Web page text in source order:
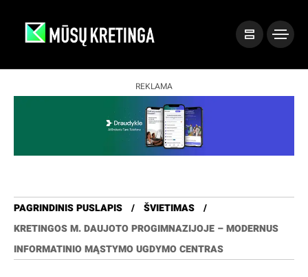
REKLAMA
PAGRINDINIS PUSLAPIS
ŠVIETIMAS
KRETINGOS M. DAUJOTO PROGIMNAZIJOJE – MODERNUS
INFORMATINIO MĄSTYMO UGDYMO CENTRAS